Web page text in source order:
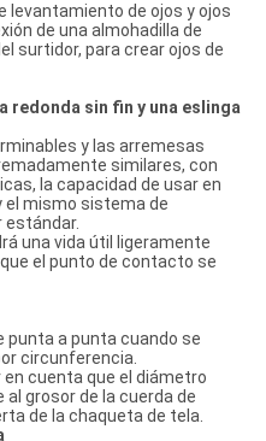
levantamiento de ojos y ojos
de una almohadilla de
surtidor, para crear ojos de
redonda sin fin y una eslinga
y las arremesas
similares, con
la capacidad de usar en
el mismo sistema de
estándar.
una vida útil ligeramente
el punto de contacto se
punta a punta cuando se
circunferencia.
cuenta que el diámetro
al grosor de la cuerda de
de la chaqueta de tela.